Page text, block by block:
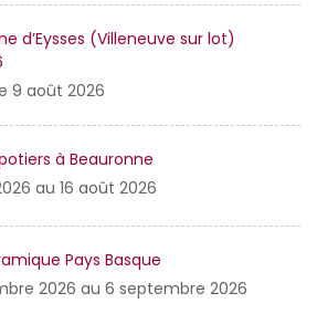
d’Eysses (Villeneuve sur lot)
9 août 2026
à Beauronne
au 16 août 2026
Pays Basque
2026 au 6 septembre 2026